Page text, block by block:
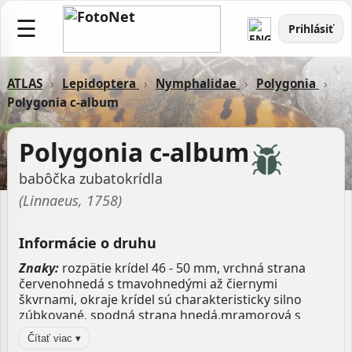
☰ Prihlásiť
ATLAS › Lepidoptera › Nymphalidae › Polygonia ›
Polygonia c-album
Polygonia c-album
babôčka zubatokrídla
(Linnaeus, 1758)
Informácie o druhu
Znaky: rozpätie krídel 46 - 50 mm, vrchná strana
červenohnedá s tmavohnedými až čiernymi
škvrnami, okraje krídel sú charakteristicky silno
zúbkované, spodná strana hnedá,mramorová s
malou bielou škvrnou v tvare "C"
Výskyt:okraje lesov, parky, záhrady, čistinky,
Čítať viac ▾